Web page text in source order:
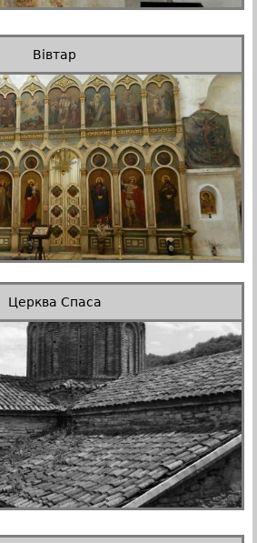
Вівтар
Церква Спаса